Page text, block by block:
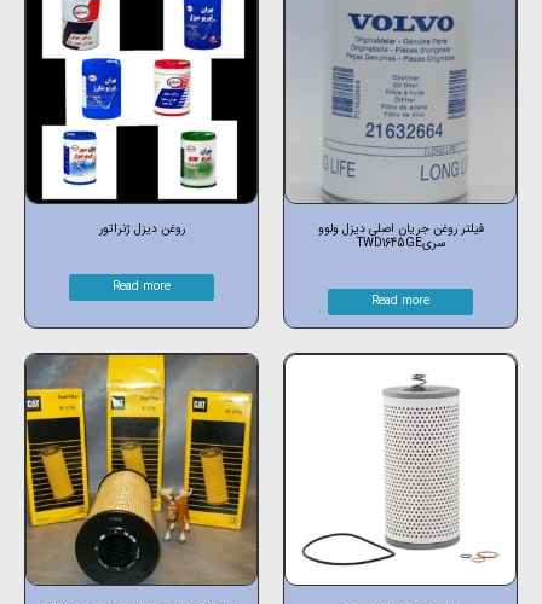
فیلتر روغن جریان اصلی دیزل ولوو
سریTWD1645GE
Read more
روغن دیزل ژنراتور
Read more